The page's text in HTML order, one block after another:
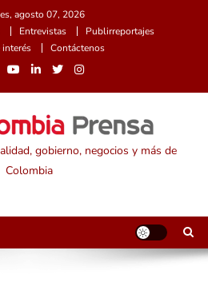
agosto 07, 2026
Entrevistas
Publirreportajes
interés
Contáctenos
gobierno, negocios y más de
Colombia